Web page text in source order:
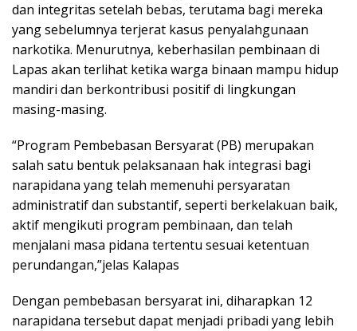
dan integritas setelah bebas, terutama bagi mereka
yang sebelumnya terjerat kasus penyalahgunaan
narkotika. Menurutnya, keberhasilan pembinaan di
Lapas akan terlihat ketika warga binaan mampu hidup
mandiri dan berkontribusi positif di lingkungan
masing-masing.
“Program Pembebasan Bersyarat (PB) merupakan
salah satu bentuk pelaksanaan hak integrasi bagi
narapidana yang telah memenuhi persyaratan
administratif dan substantif, seperti berkelakuan baik,
aktif mengikuti program pembinaan, dan telah
menjalani masa pidana tertentu sesuai ketentuan
perundangan,”jelas Kalapas
Dengan pembebasan bersyarat ini, diharapkan 12
narapidana tersebut dapat menjadi pribadi yang lebih